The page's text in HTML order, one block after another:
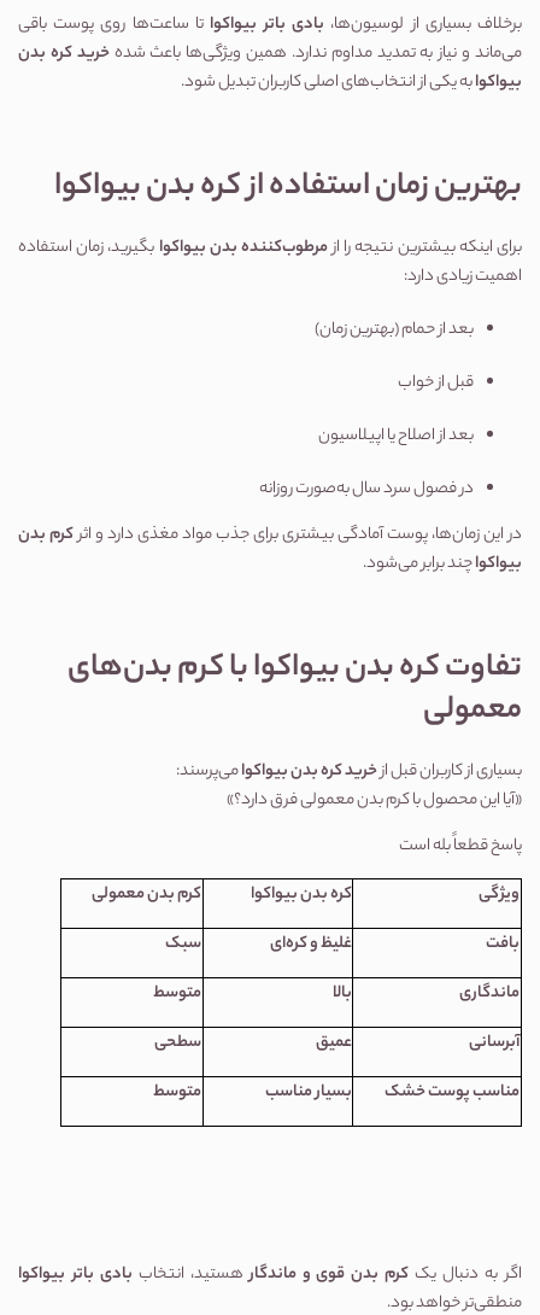
برخلاف بسیاری از لوسیون‌ها، بادی باتر بیواکوا تا ساعت‌ها روی پوست باقی
می‌ماند و نیاز به تمدید مداوم ندارد. همین ویژگی‌ها باعث شدهخرید کره بدن
بیواکوابه یکی از انتخاب‌های اصلی کاربران تبدیل شود.
بهترین زمان استفاده از کره بدن بیواکوا
برای اینکه بیشترین نتیجه را ازمرطوب‌کننده بدن بیواکوا بگیرید، زمان استفاده
اهمیت زیادی دارد:
بعد از حمام (بهترین زمان)
قبل از خواب
بعد از اصلاح یا اپیلاسیون
در فصول سرد سال به‌صورت روزانه
در این زمان‌ها، پوست آمادگی بیشتری برای جذب مواد مغذی دارد و اثرکرم بدن
بیواکواچند برابر می‌شود.
تفاوت کره بدن بیواکوا با کرم بدن‌های
معمولی
بسیاری از کاربران قبل ازخرید کره بدن بیواکوامی‌پرسند:
«آیا این محصول با کرم بدن معمولی فرق دارد؟»
پاسخ قطعاً بله است
ویژگی
کره بدن بیواکوا
کرم بدن معمولی
بافت
غلیظ و کره‌ای
سبک
ماندگاری
بالا
متوسط
آبرسانی
عمیق
سطحی
مناسب پوست خشک
بسیار مناسب متوسط
اگر به دنبال یک کرم بدن قوی و ماندگارهستید، انتخاب بادی باتر بیواکوا
منطقی‌تر خواهد بود.